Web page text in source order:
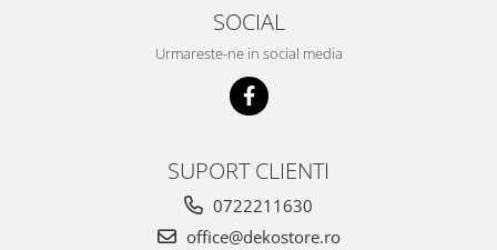
SOCIAL
Urmareste-ne in social media
SUPORT CLIENTI
0722211630
office@dekostore.ro